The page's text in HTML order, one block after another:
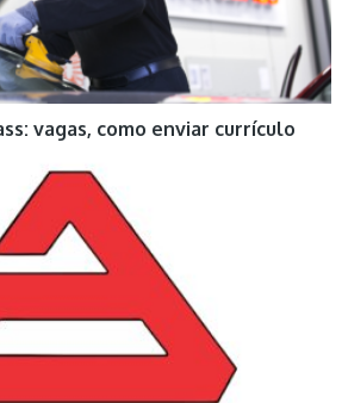
vagas, como enviar currículo